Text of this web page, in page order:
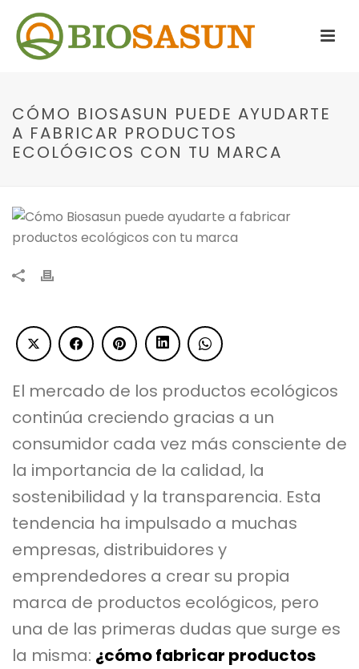
CÓMO BIOSASUN PUEDE AYUDARTE
A FABRICAR PRODUCTOS
ECOLÓGICOS CON TU MARCA
El mercado de los productos ecológicos
continúa creciendo gracias a un
consumidor cada vez más consciente de
la importancia de la calidad, la
sostenibilidad y la transparencia. Esta
tendencia ha impulsado a muchas
empresas, distribuidores y
emprendedores a crear su propia
marca de productos ecológicos, pero
una de las primeras dudas que surge es
la misma: ¿cómo fabricar productos